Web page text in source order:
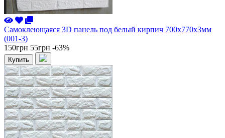
Самоклеющаяся 3D панель под белый кирпич 700x770x3мм
(001-3)
150грн 55грн -63%
Купить